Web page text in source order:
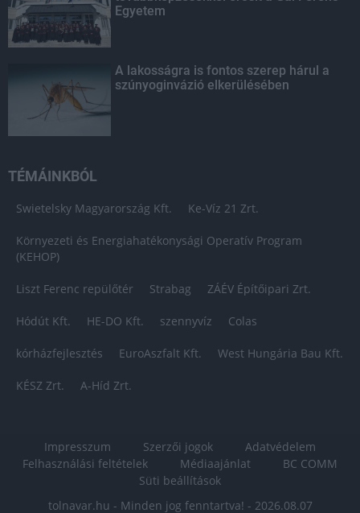
Egyetem
A lakosságra is fontos szerep hárul a
szúnyoginvázió elkerülésében
TÉMÁINKBÓL
Swietelsky Magyarország Kft. Ke-Víz 21 Zrt.
Környezeti és Energiahatékonysági Operatív Program
(KEHOP)
Liszt Ferenc repülőtér Strabag ZÁÉV Építőipari Zrt.
Hódút Kft. HE-DO Kft. szennyvíz Colas
kórházfejlesztés EuroAszfalt Kft. West Hungária Bau Kft.
KÉSZ Zrt. A-Híd Zrt.
Impresszum Szerzői jogok
Adatvédelem
Felhasználási feltételek
Médiaajánlat
BC COMM
Süti beállítások
tolnavar.hu - Minden jog fenntartva! - 2026.08.07